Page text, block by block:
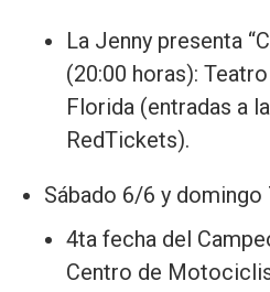
La Jenny presenta
(20:00 horas):
Florida (entradas a
RedTickets).
Sábado 6/6 y domingo
4ta fecha del
Centro de